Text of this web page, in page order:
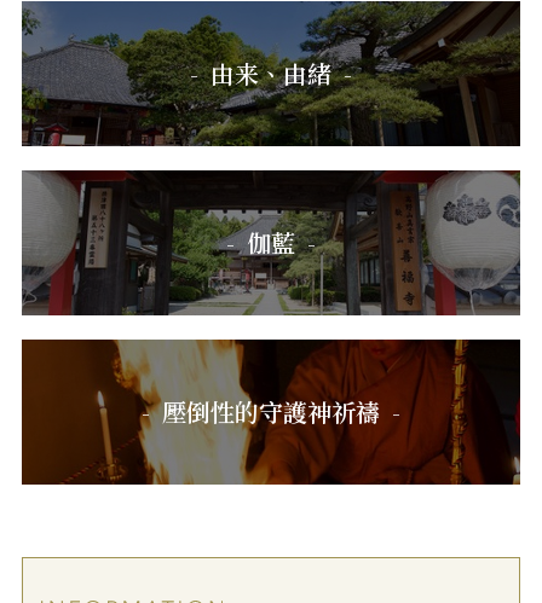
由来、由緒
伽藍
壓倒性的守護神祈禱